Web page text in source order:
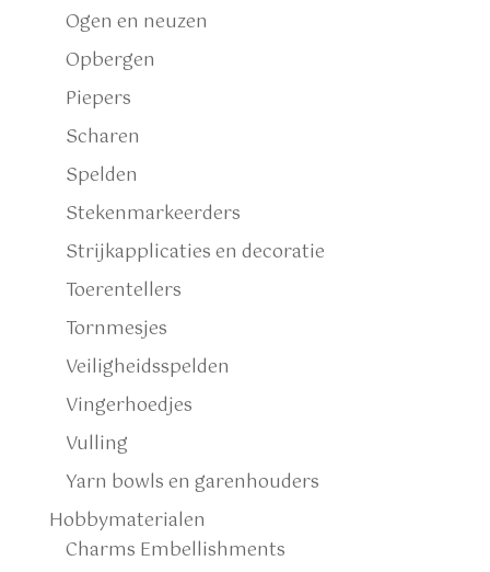
Ogen en neuzen
Opbergen
Piepers
Scharen
Spelden
Stekenmarkeerders
Strijkapplicaties en decoratie
Toerentellers
Tornmesjes
Veiligheidsspelden
Vingerhoedjes
Vulling
Yarn bowls en garenhouders
Hobbymaterialen
Charms Embellishments